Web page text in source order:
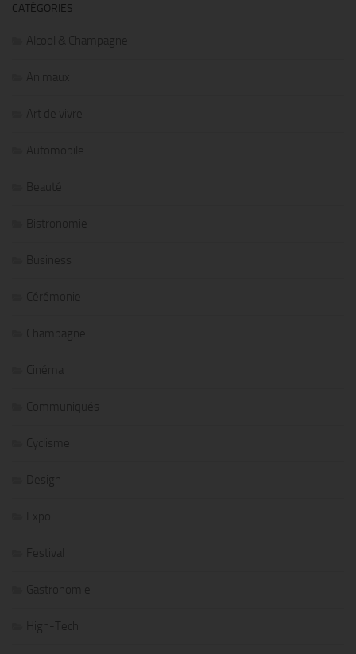
CATÉGORIES
Alcool & Champagne
Animaux
Art de vivre
Automobile
Beauté
Bistronomie
Business
Cérémonie
Champagne
Cinéma
Communiqués
Cyclisme
Design
Expo
Festival
Gastronomie
High-Tech